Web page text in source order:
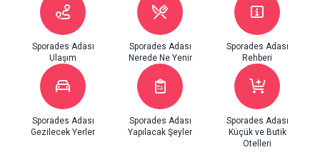
Sporades Adası
Ulaşım
Sporades Adası
Nerede Ne Yenir
Sporades Adası
Rehberi
Sporades Adası
Gezilecek Yerler
Sporades Adası
Yapılacak Şeyler
Sporades Adası
Küçük ve Butik
Otelleri